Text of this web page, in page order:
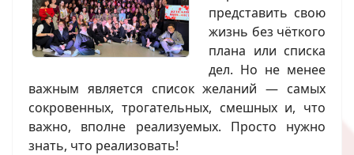
представить свою
жизнь без чëткого
плана или списка
дел. Но не менее
важным является список желаний — самых
сокровенных, трогательных, смешных и, что
важно, вполне реализуемых. Просто нужно
знать, что реализовать!